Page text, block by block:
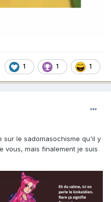
1 1 1
le sadomasochisme qu'il y
vous, mais finalement je suis